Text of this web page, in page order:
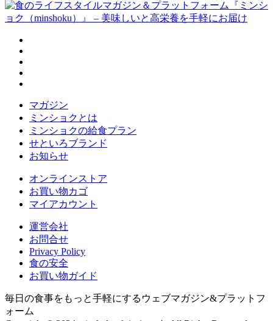
マガジン
ミンショクとは
ミンショクの給食プラン
せといろブランド
お知らせ
オンラインストア
お買い物カゴ
マイアカウント
運営会社
お問合せ
Privacy Policy
食の安全
お買い物ガイド
毎日の食事をもっと手軽にするウェブマガジン&プラットフ
ォーム